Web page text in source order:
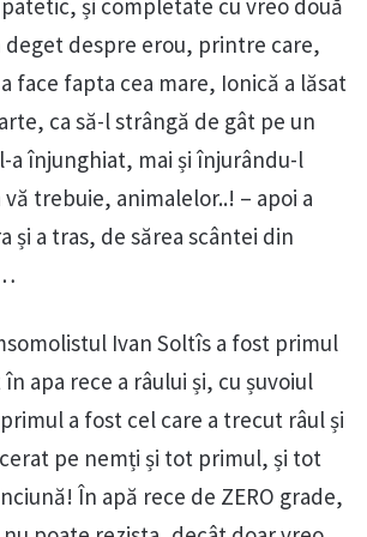
și completate cu vreo două
deget despre erou, printre care,
face fapta cea mare, Ionică a lăsat
ca să-l strângă de gât pe un
a înjunghiat, mai și înjurându-l
vă trebuie, animalelor..! – apoi a
și a tras, de sărea scântei din
Ivan Soltîs a fost primul
apa rece a râului și, cu șuvoiul
a fost cel care a trecut râul și
pe nemți și tot primul, și tot
În apă rece de ZERO grade,